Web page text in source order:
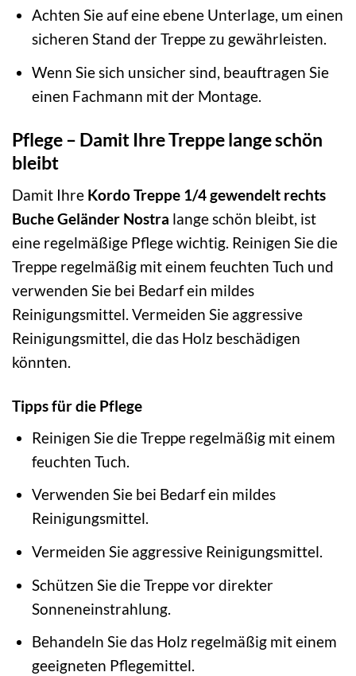
Achten Sie auf eine ebene Unterlage, um einen
sicheren Stand der Treppe zu gewährleisten.
Wenn Sie sich unsicher sind, beauftragen Sie
einen Fachmann mit der Montage.
Pflege – Damit Ihre Treppe lange schön
bleibt
Damit Ihre Kordo Treppe 1/4 gewendelt rechts
Buche Geländer Nostra lange schön bleibt, ist
eine regelmäßige Pflege wichtig. Reinigen Sie die
Treppe regelmäßig mit einem feuchten Tuch und
verwenden Sie bei Bedarf ein mildes
Reinigungsmittel. Vermeiden Sie aggressive
Reinigungsmittel, die das Holz beschädigen
könnten.
Tipps für die Pflege
Reinigen Sie die Treppe regelmäßig mit einem
feuchten Tuch.
Verwenden Sie bei Bedarf ein mildes
Reinigungsmittel.
Vermeiden Sie aggressive Reinigungsmittel.
Schützen Sie die Treppe vor direkter
Sonneneinstrahlung.
Behandeln Sie das Holz regelmäßig mit einem
geeigneten Pflegemittel.